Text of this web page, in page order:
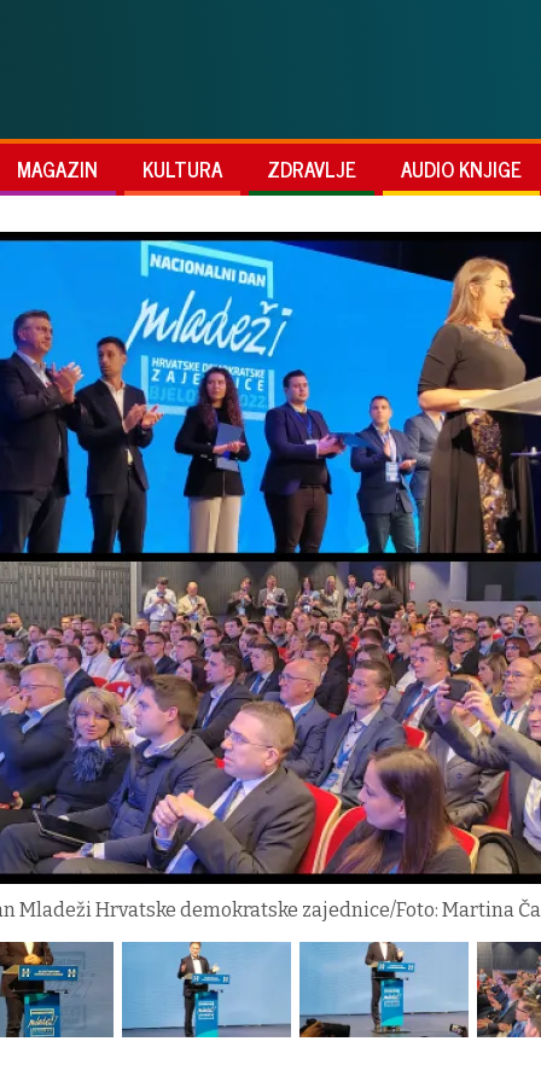
MAGAZIN KULTURA ZDRAVLJE AUDIO KNJIGE
Mladeži Hrvatske demokratske zajednice/Foto: Martina